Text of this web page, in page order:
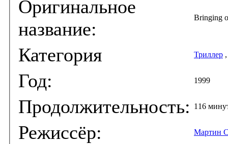
Оригинальное
название:
Bringing
Категория Триллер
Год: 1999
Продолжительность: 116
Режиссёр: Мартин